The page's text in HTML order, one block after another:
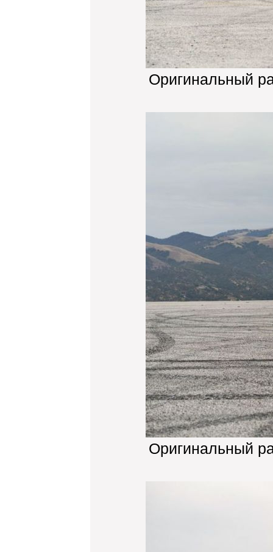
Оригинальный
Оригинальный